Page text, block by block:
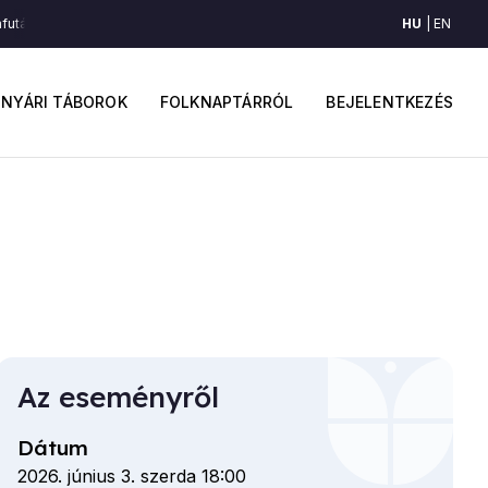
fiók
menüje
BEJELENTKEZÉS
NYÁRI TÁBOROK FOLKNAPTÁRRÓL
végén (Istensegíts, Bukovina) Pályafutásomnak végén
HU EN
Az eseményről
Dátum
2026. június 3. szerda 18:00